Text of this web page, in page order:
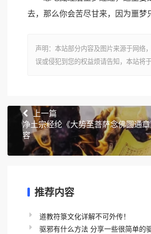
去，那么你会苦尽甘来，因为噩梦
声明：本站部分内容及图片来源于网络
误或侵犯到您的权益烦请告知，本站将
上一篇
净土宗经纶《大势至菩萨念佛圆通
容
推荐内容
道教符箓文化详解不可外传！
驱邪有什么方法 分享一些很简单的